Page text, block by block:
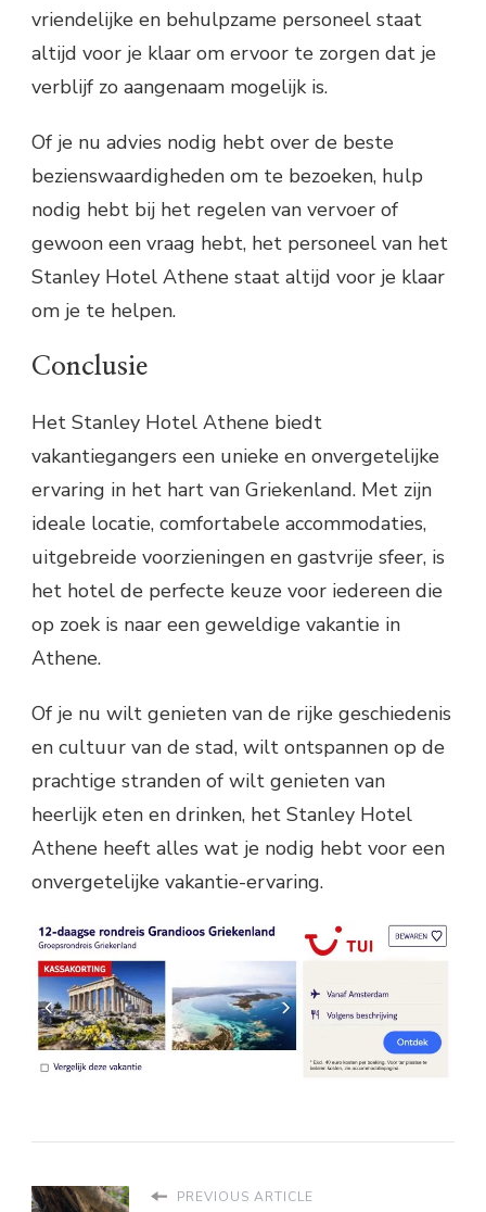
vriendelijke en behulpzame personeel staat
altijd voor je klaar om ervoor te zorgen dat je
verblijf zo aangenaam mogelijk is.
Of je nu advies nodig hebt over de beste
bezienswaardigheden om te bezoeken, hulp
nodig hebt bij het regelen van vervoer of
gewoon een vraag hebt, het personeel van het
Stanley Hotel Athene staat altijd voor je klaar
om je te helpen.
Conclusie
Het Stanley Hotel Athene biedt
vakantiegangers een unieke en onvergetelijke
ervaring in het hart van Griekenland. Met zijn
ideale locatie, comfortabele accommodaties,
uitgebreide voorzieningen en gastvrije sfeer, is
het hotel de perfecte keuze voor iedereen die
op zoek is naar een geweldige vakantie in
Athene.
Of je nu wilt genieten van de rijke geschiedenis
en cultuur van de stad, wilt ontspannen op de
prachtige stranden of wilt genieten van
heerlijk eten en drinken, het Stanley Hotel
Athene heeft alles wat je nodig hebt voor een
onvergetelijke vakantie-ervaring.
PREVIOUS ARTICLE